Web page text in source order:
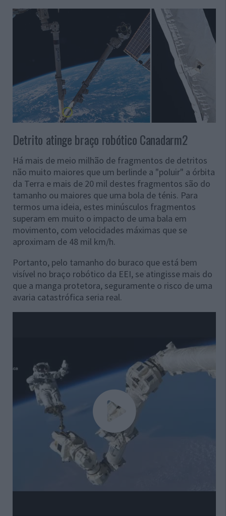
Detrito atinge braço robótico Canadarm2
Há mais de meio milhão de fragmentos de detritos
não muito maiores que um berlinde a "poluir" a órbita
da Terra e mais de 20 mil destes fragmentos são do
tamanho ou maiores que uma bola de ténis. Para
termos uma ideia, estes minúsculos fragmentos
superam em muito o impacto de uma bala em
movimento, com velocidades máximas que se
aproximam de 48 mil km/h.
Portanto, pelo tamanho do buraco que está bem
visível no braço robótico da EEI, se atingisse mais do
que a manga protetora, seguramente o risco de uma
avaria catastrófica seria real.